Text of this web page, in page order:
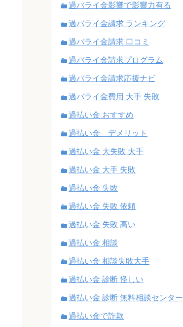
過バライ金影響で影響力有る
過バライ金請求 ランキング
過バライ金請求 口コミ
過バライ金請求プログラム
過バライ金請求応援ナビ
過バライ金費用 大手 失敗
過払い金 おすすめ
過払い金 デメリット
過払い金 大失敗 大手
過払い金 大手 失敗
過払い金 失敗
過払い金 失敗 依頼
過払い金 失敗 高い
過払い金 相談
過払い金 相談失敗大手
過払い金 診断 怪しい
過払い金 診断 無料相談センター
過払い金で詐欺